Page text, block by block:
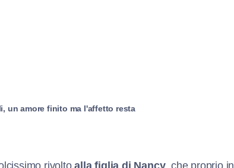
un amore finito ma l'affetto resta
rivoltoalla figlia di Nancy, che proprio in